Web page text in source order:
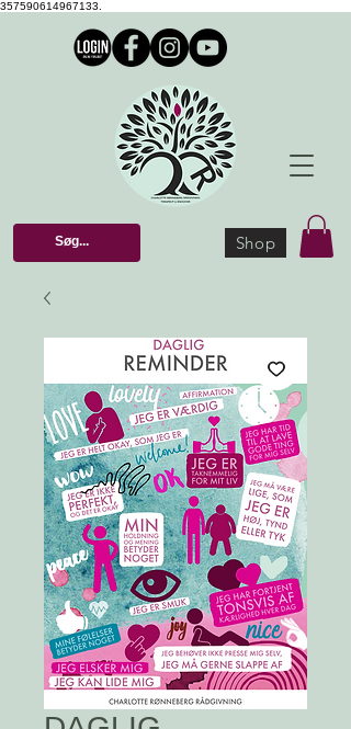
357590614967133.
Shop